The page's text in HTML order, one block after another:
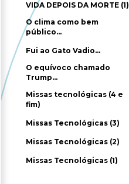
VIDA DEPOIS DA MORTE (1)
O clima como bem
público…
Fui ao Gato Vadio…
O equívoco chamado
Trump…
Missas tecnológicas (4 e
fim)
Missas Tecnológicas (3)
Missas Tecnológicas (2)
Missas Tecnológicas (1)